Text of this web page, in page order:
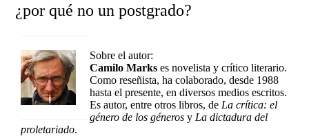
¿por qué no un postgrado?
Sobre el autor:
Camilo Marks es novelista y crítico literario.
Como reseñista, ha colaborado, desde 1988
hasta el presente, en diversos medios escritos.
Es autor, entre otros libros, de La crítica: el
género de los géneros y La dictadura del
proletariado.